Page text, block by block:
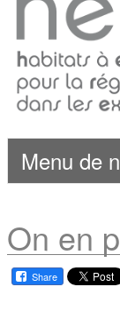
Menu de
On en
Share